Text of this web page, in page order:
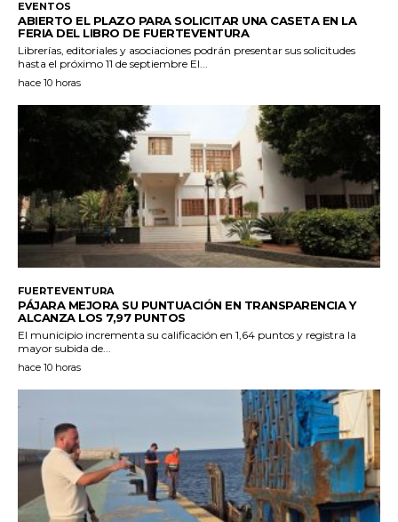
EVENTOS
ABIERTO EL PLAZO PARA SOLICITAR UNA CASETA EN LA
FERIA DEL LIBRO DE FUERTEVENTURA
Librerías, editoriales y asociaciones podrán presentar sus solicitudes
hasta el próximo 11 de septiembre El...
hace 10 horas
FUERTEVENTURA
PÁJARA MEJORA SU PUNTUACIÓN EN TRANSPARENCIA Y
ALCANZA LOS 7,97 PUNTOS
El municipio incrementa su calificación en 1,64 puntos y registra la
mayor subida de...
hace 10 horas